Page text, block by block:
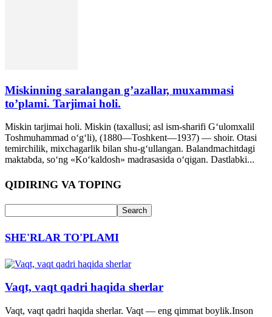
Miskinning saralangan g’azallar, muxammasi
to’plami. Tarjimai holi.
Miskin tarjimai holi. Miskin (taxallusi; asl ism-sharifi G‘ulomxalil
Toshmuhammad o‘g‘li), (1880—Toshkent—1937) — shoir. Otasi
temirchilik, mixchagarlik bilan shu-g‘ullangan. Balandmachitdagi
maktabda, so‘ng «Ko‘kaldosh» madrasasida o‘qigan. Dastlabki...
QIDIRING VA TOPING
SHE'RLAR TO'PLAMI
Vaqt, vaqt qadri haqida sherlar
Vaqt, vaqt qadri haqida sherlar. Vaqt — eng qimmat boylik.Inson